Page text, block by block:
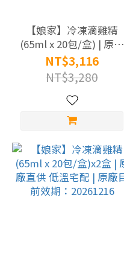
勞
(2)
成
分
滴
【娘家】冷凍滴雞精
(65ml x 20包/盒) | 原廠
直供 低溫宅配 | 原廠目
前效期：20261216
NT$3,116
NT$3,280